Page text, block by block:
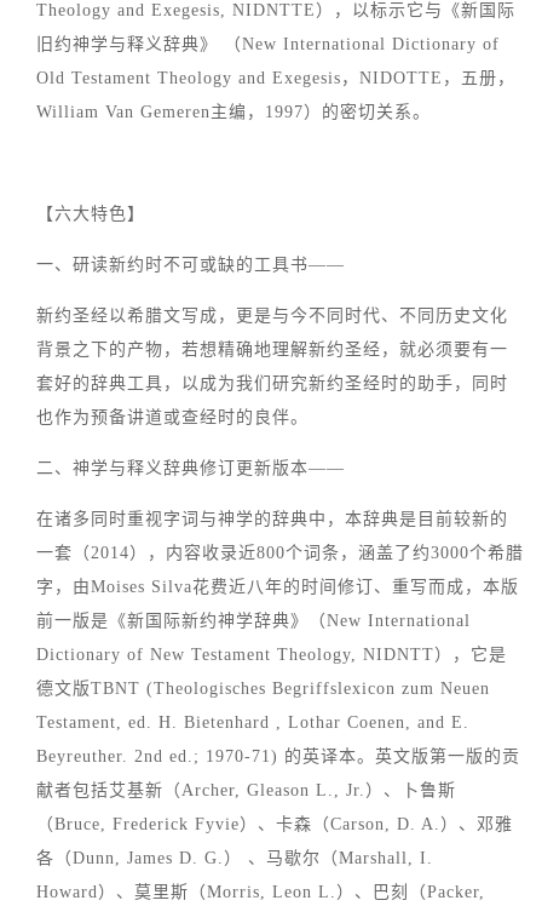
Theology and Exegesis, NIDNTTE），以标示它与《新国际
旧约神学与释义辞典》 （New International Dictionary of
Old Testament Theology and Exegesis，NIDOTTE，五册，
William Van Gemeren主编，1997）的密切关系。
【六大特色】
一、研读新约时不可或缺的工具书——
新约圣经以希腊文写成，更是与今不同时代、不同历史文化
背景之下的产物，若想精确地理解新约圣经，就必须要有一
套好的辞典工具，以成为我们研究新约圣经时的助手，同时
也作为预备讲道或查经时的良伴。
二、神学与释义辞典修订更新版本——
在诸多同时重视字词与神学的辞典中，本辞典是目前较新的
一套（2014），内容收录近800个词条，涵盖了约3000个希腊
字，由Moises Silva花费近八年的时间修订、重写而成，本版
前一版是《新国际新约神学辞典》（New International
Dictionary of New Testament Theology, NIDNTT），它是
德文版TBNT (Theologisches Begriffslexicon zum Neuen
Testament, ed. H. Bietenhard , Lothar Coenen, and E.
Beyreuther. 2nd ed.; 1970-71) 的英译本。英文版第一版的贡
献者包括艾基新（Archer, Gleason L., Jr.）、卜鲁斯
（Bruce, Frederick Fyvie）、卡森（Carson, D. A.）、邓雅
各（Dunn, James D. G.） 、马歇尔（Marshall, I.
Howard）、莫里斯（Morris, Leon L.）、巴刻（Packer,